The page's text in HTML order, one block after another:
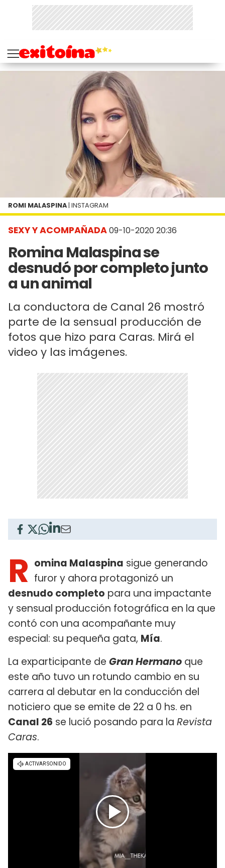
SEXY Y ACOMPAÑADA09-10-2020 20:36
Romina Malaspina se
desnudó por completo junto
a un animal
La conductora de Canal 26 mostró
parte de la sensual producción de
fotos que hizo para Caras. Mirá el
video y las imágenes.
ROMI MALASPINA | INSTAGRAM
R omina Malaspina sigue generando
furor y ahora protagonizó un
desnudo completo para una impactante
y sensual producción fotográfica en la que
contó con una acompañante muy
especial: su pequeña gata, Mía.
La exparticipante de Gran Hermano que
este año tuvo un rotundo cambio en su
carrera al debutar en la conducción del
noticiero que se emite de 22 a 0 hs. en
Canal 26 se lució posando para la Revista
Caras.